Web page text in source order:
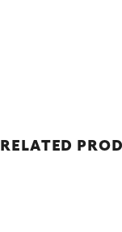
RELATED